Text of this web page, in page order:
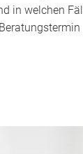
in welchen